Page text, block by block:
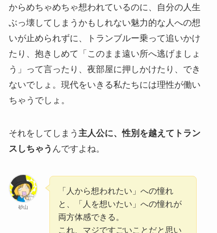
からめちゃめちゃ想われているのに、自分の人生
ぶっ壊してしまうかもしれない魅力的な人への想
いが止められずに、トランブルー乗って追いかけ
たり、抱きしめて「このまま遠い所へ逃げましょ
う」って言ったり、夜部屋に押しかけたり、でき
ないでしょ。現代をいきる私たちには理性が働い
ちゃうでしょ。
それをしてしまう 主人公に、性別を越えてトラン
スしちゃう んですよね。
砂山
「人から想われたい」への憧れ
と、「人を想いたい」への憧れが
両方体感できる。
これ、マジですごいことだと思い